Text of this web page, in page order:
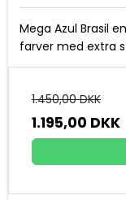
Mega Azul Brasil
farver med extra
1.450,00 DKK
1.195,00 DKK